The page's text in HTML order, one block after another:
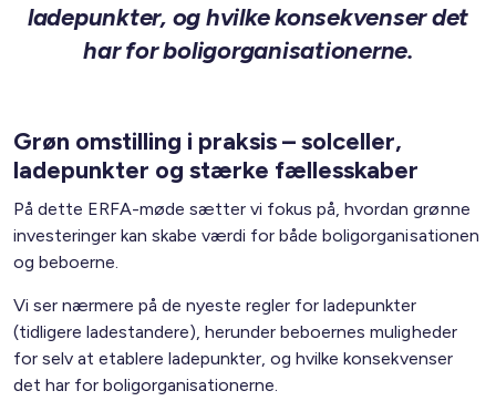
ladepunkter, og hvilke konsekvenser det
har for boligorganisationerne.
Grøn omstilling i praksis – solceller,
ladepunkter og stærke fællesskaber
På dette ERFA-møde sætter vi fokus på, hvordan grønne
investeringer kan skabe værdi for både boligorganisationen
og beboerne.
Vi ser nærmere på de nyeste regler for ladepunkter
(tidligere ladestandere), herunder beboernes muligheder
for selv at etablere ladepunkter, og hvilke konsekvenser
det har for boligorganisationerne.